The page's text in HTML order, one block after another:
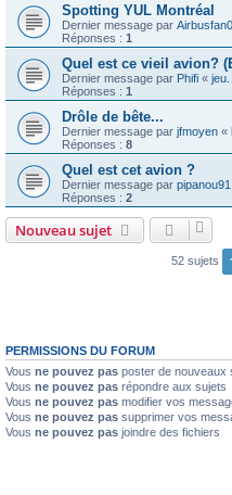
Spotting YUL Montréal
Dernier message par
Réponses : 1
Quel est ce vieil avion?
Dernier message par Phifi « jeu.
Réponses : 1
Drôle de bête...
Dernier message par jfmoyen «
Réponses : 8
Quel est cet avion ?
Dernier message par pipanou91
Réponses : 2
Nouveau sujet
52 sujets
PERMISSIONS DU FORUM
Vous ne pouvez pas poster de nouveaux
Vous ne pouvez pas répondre aux sujets
Vous ne pouvez pas modifier vos
Vous ne pouvez pas supprimer vos
Vous ne pouvez pas joindre des fichiers